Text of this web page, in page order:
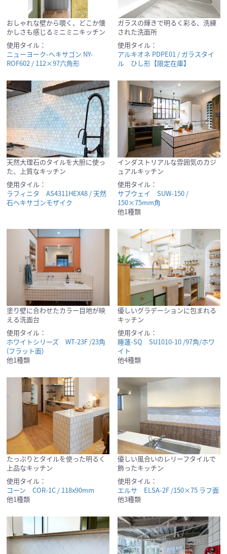
おしゃれな壁から覗く、どこか懐
かしさも感じるミニミニキッチン
使用タイル：
ニューヨーク-ヘキサゴン NY-
ROF602 / 112×97六角形
ガラスの輝きで明るく彩る、洗練
された洗面所
使用タイル：
アルキオネ PDPE01 / ガラスタイ
ル ひし形【限定在庫】
天然大理石のタイルを大胆に使っ
た、上質なキッチン
使用タイル：
ラフィニタ AS4311HEX48 / 天然
石ヘキサゴンモザイク
インダストリアルな雰囲気のカジ
ュアルキッチン
使用タイル：
サブウェイ SUW-150 /
150×75mm角
他1種類
塗り壁に合わせたカラー目地が映
える洗面台
使用タイル：
ホワイトシリーズ WT-23F /23角
(フラット面)
他1種類
優しいグラデーションに包まれる
キッチン
使用タイル：
睡蓮-SQ SU1010-10 /97角/ホワ
イト
他4種類
たっぷりとタイルを使った明るく
上品なキッチン
使用タイル：
コーン COR-1C / 118x90mm
他1種類
優しい風合いのレリーフタイルで
飾ったキッチン
使用タイル：
エルサ ELSA-2F /150×75 ラフ面
他3種類